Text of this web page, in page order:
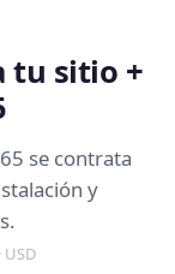
tu sitio +
se contrata
y